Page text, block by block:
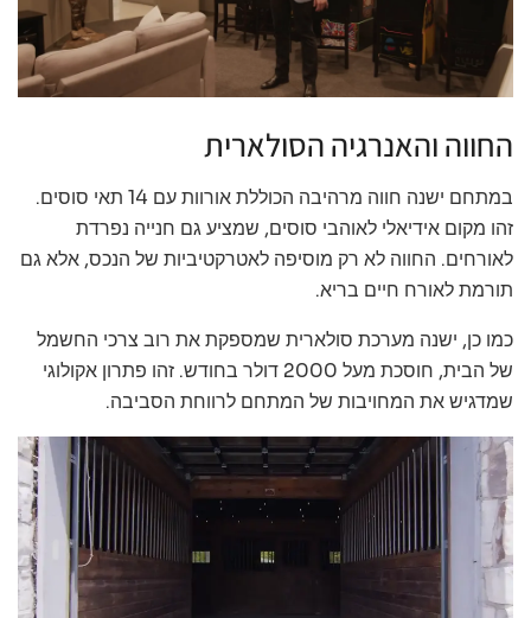
החווה והאנרגיה הסולארית
במתחם ישנה חווה מרהיבה הכוללת אורוות עם 14 תאי סוסים.
זהו מקום אידיאלי לאוהבי סוסים, שמציע גם חנייה נפרדת
לאורחים. החווה לא רק מוסיפה לאטרקטיביות של הנכס, אלא גם
תורמת לאורח חיים בריא.
כמו כן, ישנה מערכת סולארית שמספקת את רוב צרכי החשמל
של הבית, חוסכת מעל 2000 דולר בחודש. זהו פתרון אקולוגי
שמדגיש את המחויבות של המתחם לרווחת הסביבה.